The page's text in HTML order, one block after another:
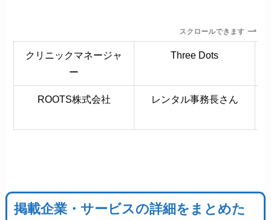
スクロールできます
クリニックマネージャ
ー
Three Dots
ROOTS株式会社 レンタル事務長さん
掲載企業・サービスの詳細をまとめた